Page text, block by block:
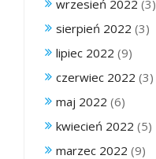
wrzesień 2022 (3)
sierpień 2022 (3)
lipiec 2022 (9)
czerwiec 2022 (3)
maj 2022 (6)
kwiecień 2022 (5)
marzec 2022 (9)